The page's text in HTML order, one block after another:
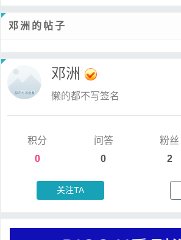
邓洲的帖子
邓洲
懒的都不写签名
积分
0
问答
0
粉丝
2
关注TA